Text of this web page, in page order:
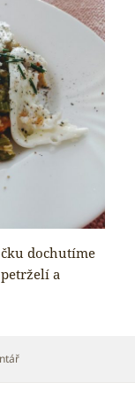
dochutíme
a
pro text s názvem